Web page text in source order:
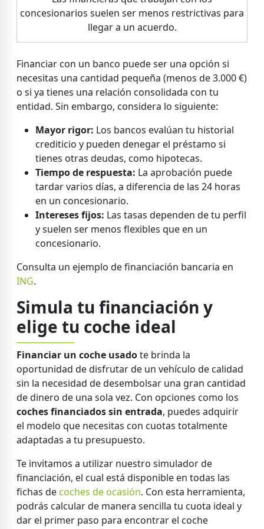
concesionarios suelen ser menos restrictivas para
llegar a un acuerdo.
Financiar con un banco puede ser una opción si
necesitas una cantidad pequeña (menos de 3.000 €)
o si ya tienes una relación consolidada con tu
entidad. Sin embargo, considera lo siguiente:
Mayor rigor: Los bancos evalúan tu historial
crediticio y pueden denegar el préstamo si
tienes otras deudas, como hipotecas.
Tiempo de respuesta: La aprobación puede
tardar varios días, a diferencia de las 24 horas
en un concesionario.
Intereses fijos: Las tasas dependen de tu perfil
y suelen ser menos flexibles que en un
concesionario.
Consulta un ejemplo de financiación bancaria en
ING.
Simula tu financiación y
elige tu coche ideal
Financiar un coche usadote brinda la
oportunidad de disfrutar de un vehículo de calidad
sin la necesidad de desembolsar una gran cantidad
de dinero de una sola vez. Con opciones como los
coches financiados sin entrada, puedes adquirir
el modelo que necesitas con cuotas totalmente
adaptadas a tu presupuesto.
Te invitamos a utilizar nuestro simulador de
financiación, el cual está disponible en todas las
fichas de coches de ocasión. Con esta herramienta,
podrás calcular de manera sencilla tu cuota ideal y
dar el primer paso para encontrar el coche